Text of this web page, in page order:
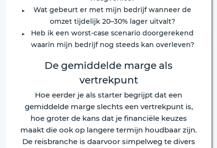
Wat gebeurt er met mijn bedrijf wanneer de
omzet tijdelijk 20–30% lager uitvalt?
Heb ik een worst-case scenario doorgerekend
waarin mijn bedrijf nog steeds kan overleven?
De gemiddelde marge als
vertrekpunt
Hoe eerder je als starter begrijpt dat een
gemiddelde marge slechts een vertrekpunt is,
hoe groter de kans dat je financiële keuzes
maakt die ook op langere termijn houdbaar zijn.
De reisbranche is daarvoor simpelweg te divers